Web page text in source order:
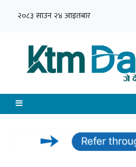
२०८३ साउन २४ आइतबार